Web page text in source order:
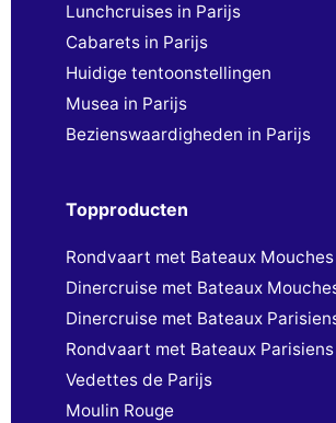
Lunchcruises in Parijs
Cabarets in Parijs
Huidige tentoonstellingen
Musea in Parijs
Bezienswaardigheden in Parijs
Topproducten
Rondvaart met Bateaux Mouches
Dinercruise met Bateaux
Dinercruise met Bateaux
Rondvaart met Bateaux Parisiens
Vedettes de Parijs
Moulin Rouge